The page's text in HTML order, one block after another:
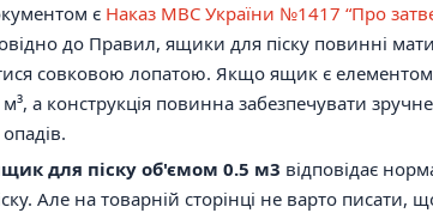
є Наказ МВС України №1417 “Про
до Правил, ящики для піску повинні мати
совковою лопатою. Якщо ящик є елементом
а конструкція повинна забезпечувати зручне
для піску об'ємом 0.5 м3 відповідає
Але на товарній сторінці не варто писати,